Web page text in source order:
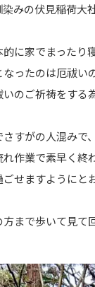
みの伏見稲荷大
に家でまったり
なったのは厄祓
のご祈祷をする
すがの人混みで
作業で素早く終
せますようにと
方まで歩いて見て